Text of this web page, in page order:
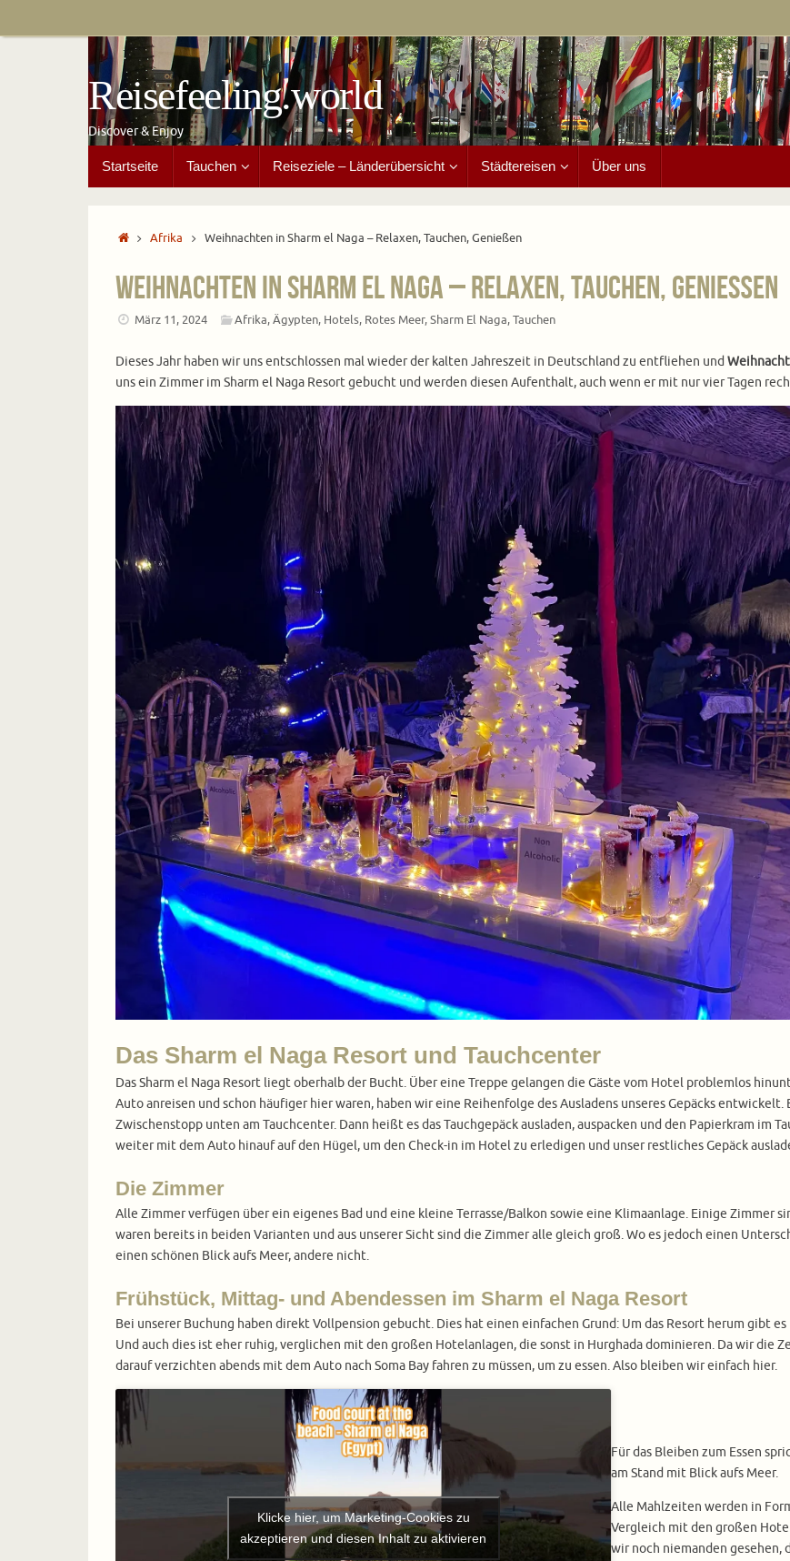
Reisefeeling.world
Discover & Enjoy
Inhalt
springen
Startseite Tauchen Reiseziele – Länderübersicht Städtereisen Über uns
StartAfrika Weihnachten in Sharm el Naga – Relaxen, Tauchen, Genießen
Weihnachten in Sharm el Naga – Relaxen, Tauchen, Genießen
März 11, 2024 Afrika,Ägypten, Hotels, Rotes Meer,Sharm El Naga,Tauchen
Dieses Jahr haben wir uns entschlossen mal wieder der kalten Jahreszeit in Deutschland zu entfliehen und
uns ein Zimmer im Sharm el Naga Resort gebucht und werden diesen Aufenthalt, auch wenn er mit nur vier Tagen
Das Sharm el Naga Resort und Tauchcenter
Das Sharm el Naga Resort liegt oberhalb der Bucht. Über eine Treppe gelangen die Gäste vom Hotel problemlos
Auto anreisen und schon häufiger hier waren, haben wir eine Reihenfolge des Ausladens unseres Gepäcks
Zwischenstopp unten am Tauchcenter. Dann heißt es das Tauchgepäck ausladen, auspacken und den Papierkram im
weiter mit dem Auto hinauf auf den Hügel, um den Check-in im Hotel zu erledigen und unser restliches Gepäck
Die Zimmer
Alle Zimmer verfügen über ein eigenes Bad und eine kleine Terrasse/Balkon sowie eine Klimaanlage. Einige Zimmer
waren bereits in beiden Varianten und aus unserer Sicht sind die Zimmer alle gleich groß. Wo es jedoch einen
einen schönen Blick aufs Meer, andere nicht.
Frühstück, Mittag- und Abendessen im Sharm el Naga Resort
Bei unserer Buchung haben direkt Vollpension gebucht. Dies hat einen einfachen Grund: Um das Resort herum gibt
Und auch dies ist eher ruhig, verglichen mit den großen Hotelanlagen, die sonst in Hurghada dominieren. Da wir die
darauf verzichten abends mit dem Auto nach Soma Bay fahren zu müssen, um zu essen. Also bleiben wir einfach hier.
Klicke hier, um Marketing-Cookies zu
akzeptieren und diesen Inhalt zu aktivieren
Für das Bleiben zum Essen
am Stand mit Blick aufs Meer.
Alle Mahlzeiten werden in
Vergleich mit den großen
wir noch niemanden gesehen,